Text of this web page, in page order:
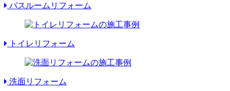
バスルームリフォーム
トイレリフォーム
洗面リフォーム